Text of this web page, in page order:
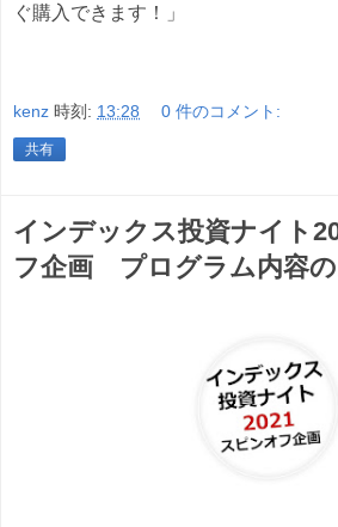
ぐ購入できます！」
kenz 時刻: 13:28 0 件のコメント:
共有
インデックス投資ナイト
フ企画 プログラム内容